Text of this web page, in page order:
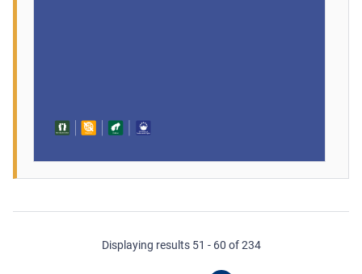
Displaying results 51 - 60 of 234